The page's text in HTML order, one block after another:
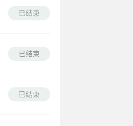
已结束
已结束
已结束